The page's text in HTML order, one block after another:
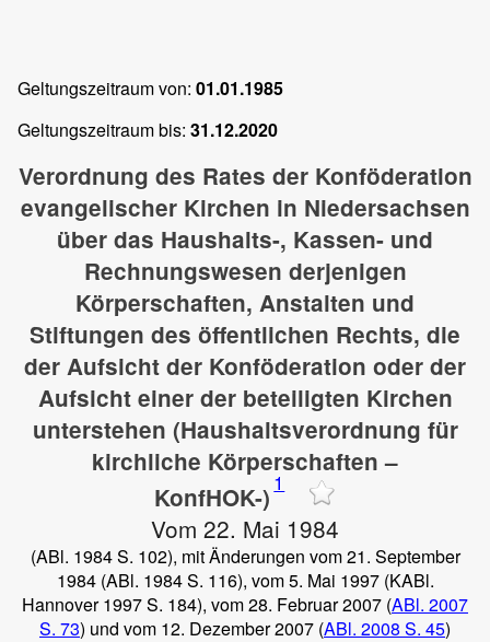
Geltungszeitraum von: 01.01.1985
Geltungszeitraum bis: 31.12.2020
Verordnung des Rates der Konföderation
evangelischer Kirchen in Niedersachsen
über das Haushalts-, Kassen- und
Rechnungswesen derjenigen
Körperschaften, Anstalten und
Stiftungen des öffentlichen Rechts, die
der Aufsicht der Konföderation oder der
Aufsicht einer der beteiligten Kirchen
unterstehen (Haushaltsverordnung für
kirchliche Körperschaften –
KonfHOK-) 1
Vom 22. Mai 1984
(ABl. 1984 S. 102), mit Änderungen vom 21. September
1984 (ABl. 1984 S. 116), vom 5. Mai 1997 (KABl.
Hannover 1997 S. 184), vom 28. Februar 2007 (ABl. 2007
S. 73) und vom 12. Dezember 2007 (ABl. 2008 S. 45)